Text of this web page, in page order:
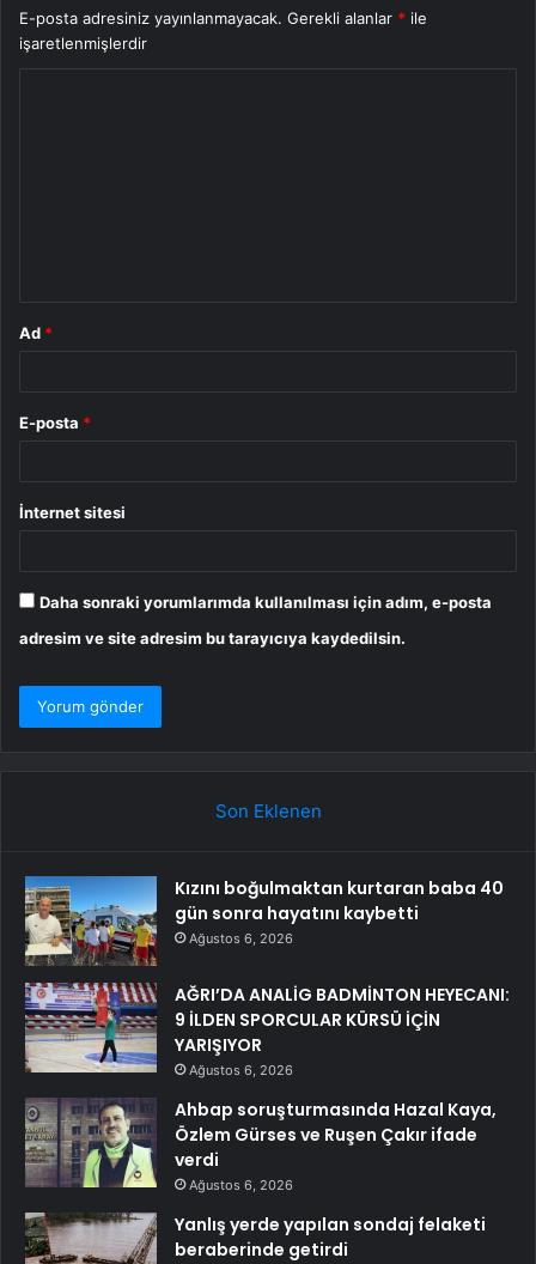
E-posta adresiniz yayınlanmayacak. Gerekli alanlar * ile
işaretlenmişlerdir
Ad *
E-posta *
İnternet sitesi
Daha sonraki yorumlarımda kullanılması için adım, e-posta
adresim ve site adresim bu tarayıcıya kaydedilsin.
Son Eklenen
Kızını boğulmaktan kurtaran baba 40
gün sonra hayatını kaybetti
Ağustos 6, 2026
AĞRI’DA ANALİG BADMİNTON HEYECANI:
9 İLDEN SPORCULAR KÜRSÜ İÇİN
YARIŞIYOR
Ağustos 6, 2026
Ahbap soruşturmasında Hazal Kaya,
Özlem Gürses ve Ruşen Çakır ifade
verdi
Ağustos 6, 2026
Yanlış yerde yapılan sondaj felaketi
beraberinde getirdi